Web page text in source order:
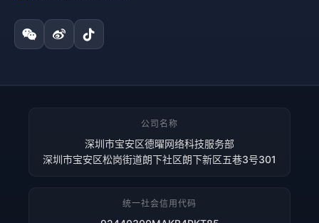
公司名称
深圳市宝安区德曜网络科技服务部
深圳市宝安区松岗街道朗下社区朗下新区五巷3号301
统一社会信用代码